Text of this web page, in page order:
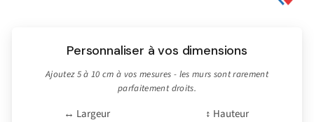
Personnaliser à vos dimensions
Ajoutez 5 à 10 cm à vos mesures - les murs sont rarement
parfaitement droits.
↔ Largeur ↕ Hauteur